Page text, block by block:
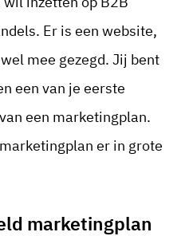
Er is een website,
mee gezegd. Jij bent
een van je eerste
een marketingplan.
er in grote
marketingplan